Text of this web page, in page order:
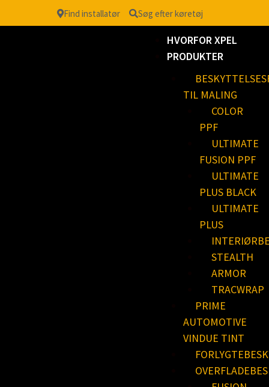
Find installatør Søg efter køretøj
HVORFOR XPEL
PRODUKTER
TIL MALING
COLOR
PPF
ULTIMATE
FUSION PPF
ULTIMATE
PLUS BLACK
ULTIMATE
PLUS
STEALTH
ARMOR
TRACWRAP
PRIME
AUTOMOTIVE
VINDUE TINT